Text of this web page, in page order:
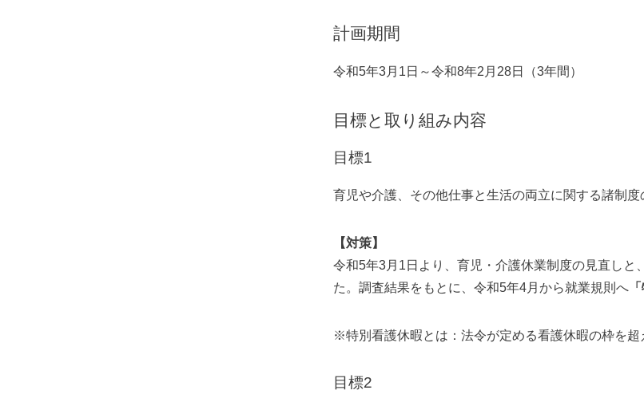
計画期間
令和5年3月1日～令和8年2月28日（3年間）
目標と取り組み内容
目標1
育児や介護、その他仕事と生活の両立に関する諸制度
【対策】
令和5年3月1日より、育児・介護休業制度の見直し
た。調査結果をもとに、令和5年4月から就業規則へ「
※特別看護休暇とは：法令が定める看護休暇の枠を超
目標2